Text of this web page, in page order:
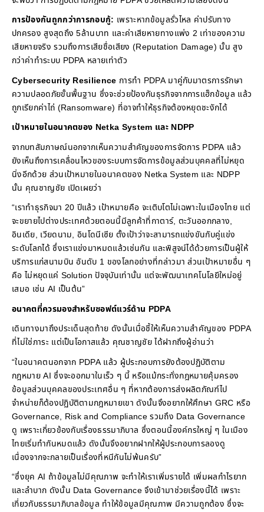
การป้องกันถูกกว่าการกอบกู้: เพราะหากข้อมูลรั่วไหล ค่าปรับทาง
ปกครอง สูงสุดถึง 5ล้านบาท และค่าเสียหายทางแพ่ง 2 เท่าของความ
เสียหายจริง รวมถึงการเสียชื่อเสียง (Reputation Damage) นั้น สูง
กว่าค่าทำระบบ PDPA หลายเท่าตัว
Cybersecurity Resilience การทำ PDPA มาคู่กับมาตรการรักษา
ความปลอดภัยขั้นพื้นฐาน ซึ่งจะช่วยป้องกันธุรกิจจากการแฮ็กข้อมูล แล้ว
ถูกเรียกค่าไถ่ (Ransomware) ที่อาจทำให้ธุรกิจต้องหยุดชะงักได้
เป้าหมายในอนาคตของ Netka System และ NDPP
จากบทสัมภาษณ์นอกจากเห็นความสำคัญของการจัดการ PDPA แล้ว
ยังเห็นถึงการเคลื่อนไหวของระบบการจัดการข้อมูลส่วนบุคคลที่ไม่หยุด
นิ่งอีกด้วย ส่วนเป้าหมายในอนาคตของ Netka System และ NDPP
นั้น คุณชาญชัย เปิดเผยว่า
“เราทำธุรกิจมา 20 ปีแล้ว เป้าหมายคือ จะเติบโตไม่เฉพาะในเมืองไทย แต่
จะขยายไปต่างประเทศด้วยตอนนี้มีลูกค้าที่กาตาร์, ตะวันออกกลาง,
อินเดีย, เวียดนาม, อินโดนีเซีย ตั้งเป้าว่าจะสามารถแข่งขันกับคู่แข่ง
ระดับโลกได้ ซึ่งเราแข่งมาหมดแล้วเช่นกัน และพิสูจน์ได้ด้วยการเป็นผู้ให้
บริการแก่สนามบิน อันดับ 1 ของโลกอย่างที่กล่าวมา ส่วนเป้าหมายอื่น ๆ
คือ ไม่หยุดแค่ Solution ปัจจุบันเท่านั้น แต่จะพัฒนาเทคโนโลยีใหม่อยู่
เสมอ เช่น AI เป็นต้น”
อนาคตทควรมองสำหรับซอฟต์แวร์ด้าน PDPA
เดินทางมาถึงประเด็นสุดท้าย ดังนั้นเมื่อชี้ให้เห็นความสำคัญของ PDPA
ที่ไม่ใช่ภาระ แต่เป็นโอกาสแล้ว คุณชาญชัย ได้ฝากถึงผู้อ่านว่า
“ในอนาคตนอกจาก PDPA แล้ว ผู้ประกอบการยังต้องปฏิบัติตาม
กฎหมาย AI ซึ่งจะออกมาในเร็ว ๆ นี้ หรือแม้กระทั่งกฎหมายคุ้มครอง
ข้อมูลส่วนบุคคลของประเทศอื่น ๆ ที่หากต้องการส่งผลิตภัณฑ์ไป
จำหน่ายก็ต้องปฏิบัติตามกฎหมายเขา ดังนั้นจึงอยากให้ศึกษา GRC หรือ
Governance, Risk and Compliance รวมถึง Data Governance
ดู เพราะเกี่ยวข้องกับเรื่องธรรมาภิบาล ซึ่งตอนนี้องค์กรใหญ่ ๆ ในเมือง
ไทยเริ่มทำกันหมดแล้ว ดังนั้นจึงอยากฝากให้ผู้ประกอบการลองดู
เนื่องจากจะกลายเป็นเรื่องที่หนีกันไม่พ้นครับ”
“ซึ่งยุค AI ถ้าข้อมูลไม่มีคุณภาพ จะทำให้เราเพิ่มรายได้ เพิ่มผลกำไรยาก
และลำบาก ดังนั้น Data Governance จึงเข้ามาช่วยเรื่องนี้ได้ เพราะ
เกี่ยวกับธรรมาภิบาลข้อมูล ทำให้ข้อมูลมีคุณภาพ มีความถูกต้อง ซึ่งจะ